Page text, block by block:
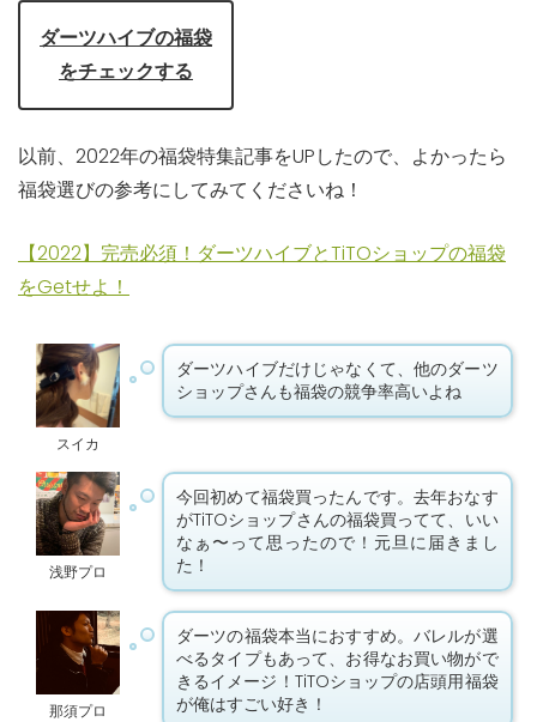
ダーツハイブの福袋
をチェックする
以前、2022年の福袋特集記事をUPしたので、よかったら
福袋選びの参考にしてみてくださいね！
【2022】完売必須！ダーツハイブとTiTOショップの福袋
をGetせよ！
スイカ
ダーツハイブだけじゃなくて、他のダーツ
ショップさんも福袋の競争率高いよね
浅野プロ
今回初めて福袋買ったんです。去年おなす
がTiTOショップさんの福袋買ってて、いい
なぁ〜って思ったので！元旦に届きまし
た！
那須プロ
ダーツの福袋本当におすすめ。バレルが選
べるタイプもあって、お得なお買い物がで
きるイメージ！TiTOショップの店頭用福袋
が俺はすごい好き！